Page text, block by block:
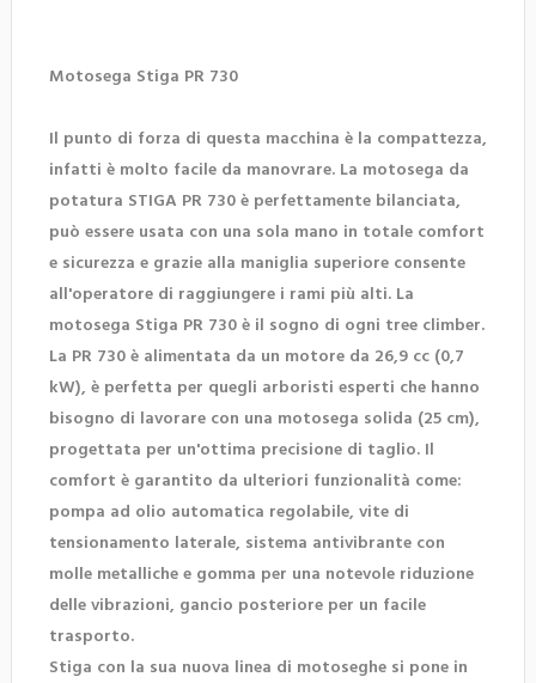
Motosega Stiga PR 730
Il punto di forza di questa macchina è la compattezza,
infatti è molto facile da manovrare. La motosega da
potatura STIGA PR 730 è perfettamente bilanciata,
può essere usata con una sola mano in totale comfort
e sicurezza e grazie alla maniglia superiore consente
all'operatore di raggiungere i rami più alti. La
motosega Stiga PR 730 è il sogno di ogni tree climber.
La PR 730 è alimentata da un motore da 26,9 cc (0,7
kW), è perfetta per quegli arboristi esperti che hanno
bisogno di lavorare con una motosega solida (25 cm),
progettata per un'ottima precisione di taglio. Il
comfort è garantito da ulteriori funzionalità come:
pompa ad olio automatica regolabile, vite di
tensionamento laterale, sistema antivibrante con
molle metalliche e gomma per una notevole riduzione
delle vibrazioni, gancio posteriore per un facile
trasporto.
Stiga con la sua nuova linea di motoseghe si pone in